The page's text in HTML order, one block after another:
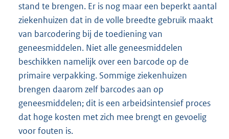
stand te brengen. Er is nog maar een beperkt aantal
ziekenhuizen dat in de volle breedte gebruik maakt
van barcodering bij de toediening van
geneesmiddelen. Niet alle geneesmiddelen
beschikken namelijk over een barcode op de
primaire verpakking. Sommige ziekenhuizen
brengen daarom zelf barcodes aan op
geneesmiddelen; dit is een arbeidsintensief proces
dat hoge kosten met zich mee brengt en gevoelig
voor fouten is.